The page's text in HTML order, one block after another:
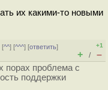
их какими-то новыми
[^^] [^^^] [ответить]
+1
+ / –
порах проблема с
поддержки